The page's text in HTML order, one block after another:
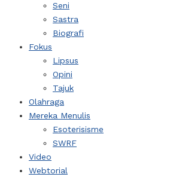
Seni
Sastra
Biografi
Fokus
Lipsus
Opini
Tajuk
Olahraga
Mereka Menulis
Esoterisisme
SWRF
Video
Webtorial